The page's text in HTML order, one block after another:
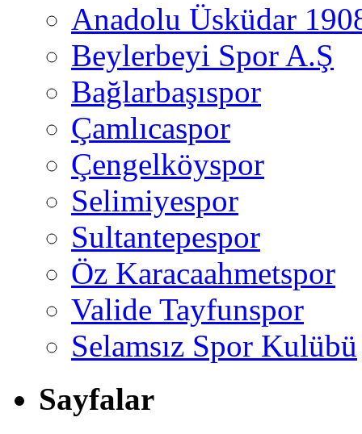
Anadolu Üsküdar
Beylerbeyi Spor A.Ş
Bağlarbaşıspor
Çamlıcaspor
Çengelköyspor
Selimiyespor
Sultantepespor
Öz Karacaahmetspor
Valide Tayfunspor
Selamsız Spor Kulübü
Sayfalar